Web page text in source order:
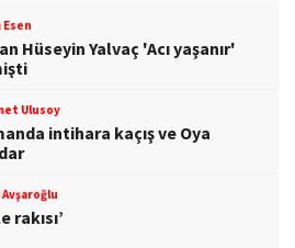
Esen
Hüseyin Yalvaç 'Acı yaşanır'
Ulusoy
intihara kaçış ve Oya
rakısı’